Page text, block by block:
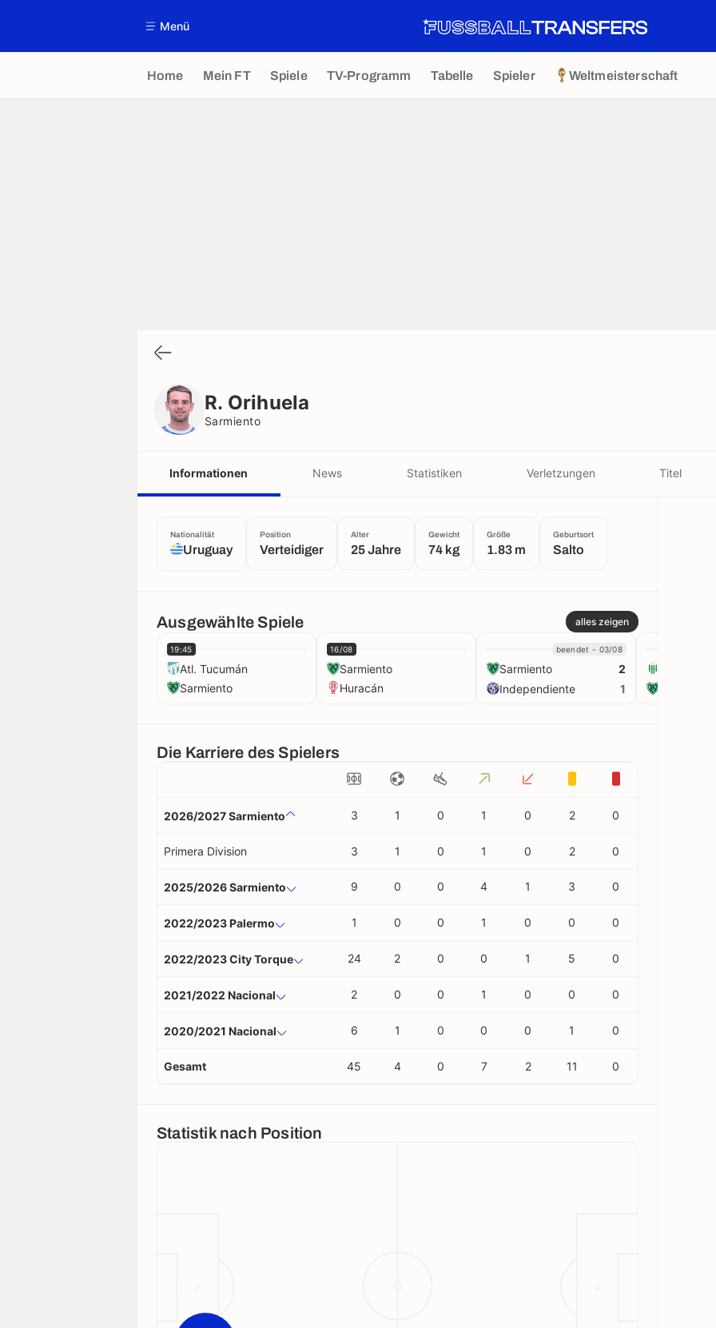
Menü
Home Mein FT Spiele TV-Programm Tabelle Spieler Weltmeisterschaft
R. Orihuela
Sarmiento
Informationen News Statistiken Verletzungen Titel
Nationalität
Uruguay
Position
Verteidiger
Alter
25 Jahre
Gewicht
74 kg
Größe
1.83 m
Geburtsort
Salto
Ausgewählte Spiele alles zeigen
19:45
Atl. Tucumán
Sarmiento
16/08
Sarmiento
Huracán
beendet - 03/08
Sarmiento
2
Independiente
1
Die Karriere des Spielers
2026/2027 Sarmiento 3 1 0 1 0 2 0
Primera Division 3 1 0 1 0 2 0
2025/2026 Sarmiento 9 0 0 4 1 3 0
2022/2023 Palermo 1 0 0 1 0 0 0
2022/2023 City Torque 24 2 0 0 1 5 0
2021/2022 Nacional 2 0 0 1 0 0 0
2020/2021 Nacional 6 1 0 0 0 1 0
Gesamt 45 4 0 7 2 11 0
Statistik nach Position